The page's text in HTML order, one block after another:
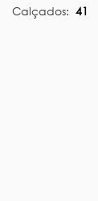
Calçados: 41